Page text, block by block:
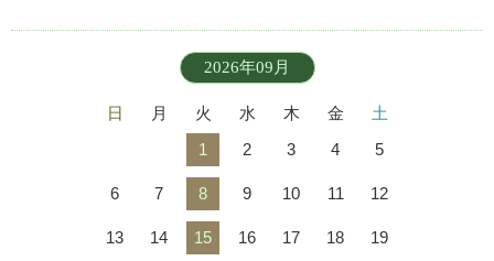
2026年09月
日 月 火 水 木 金
土
1
2 3 4 5
6 7 8 9 10 11 12
13 14 15 16 17 18 19